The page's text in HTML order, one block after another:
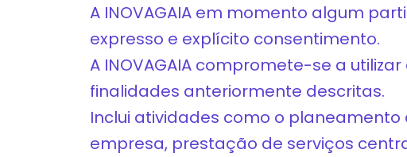
A INOVAGAIA em momento algum
expresso e explícito consentimento.
A INOVAGAIA compromete-se a
finalidades anteriormente descritas.
Inclui atividades como o
empresa, prestação de serviços